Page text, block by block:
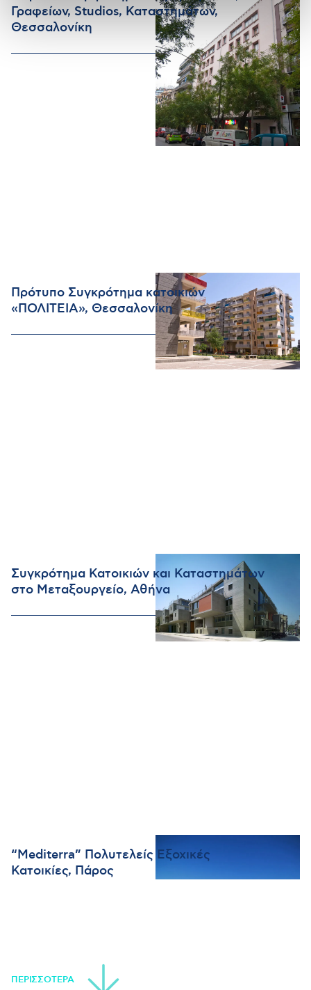
Γραφείων, Studios, Καταστημάτων,
Θεσσαλονίκη
Πρότυπο Συγκρότημα κατοικιών
«ΠΟΛΙΤΕΙΑ», Θεσσαλονίκη
Συγκρότημα Κατοικιών και Καταστημάτων
στο Μεταξουργείο, Αθήνα
“Mediterra” Πολυτελείς Εξοχικές
Κατοικίες, Πάρος
ΠΕΡΙΣΣΟΤΕΡΑ